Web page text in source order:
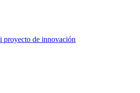
proyecto de innovación